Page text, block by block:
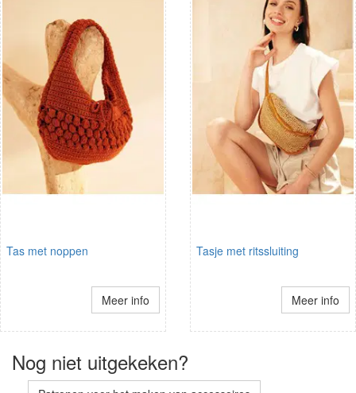
Tas met noppen
Meer info
Tasje met ritssluiting
Meer info
Nog niet uitgekeken?